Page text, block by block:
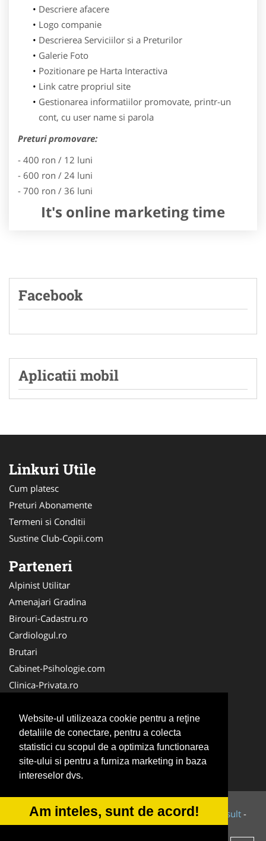
Website-ul utilizeaza cookie pentru a reţine
detaliile de conectare, pentru a colecta
statistici cu scopul de a optimiza functionarea
site-ului si pentru a furniza marketing in baza
intereselor dvs.
Am inteles, sunt de acord!
Descriere afacere
Logo companie
Descrierea Serviciilor si a Preturilor
Galerie Foto
Pozitionare pe Harta Interactiva
Link catre propriul site
Gestionarea informatiilor promovate, printr-un
cont, cu user name si parola
Preturi promovare:
- 400 ron / 12 luni
- 600 ron / 24 luni
- 700 ron / 36 luni
It's online marketing time
Facebook
Aplicatii mobil
Linkuri Utile
Cum platesc
Preturi Abonamente
Termeni si Conditii
Sustine Club-Copii.com
Parteneri
Alpinist Utilitar
Amenajari Gradina
Birouri-Cadastru.ro
Cardiologul.ro
Brutari
Cabinet-Psihologie.com
Clinica-Privata.ro
Cabinet-Individual.ro
CentruInchirieri.ro
Echipamente Romania
MedicAcupunctura.ro
© 2014-2026 Powered byVilonMedia&Tokaido Consult -
ANPC SOL